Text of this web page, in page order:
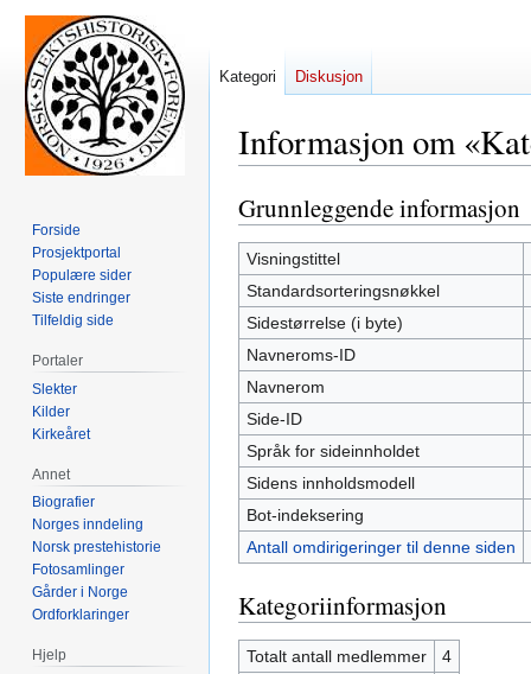
Informasjon om
Hopp
til
navigering
Hopp
til
søk
Grunnleggende informasjon
Visningstittel
Standardsorteringsnøkkel
Sidestørrelse (i byte)
Navneroms-ID
Navnerom
Side-ID
Språk for sideinnholdet
Sidens innholdsmodell
Bot-indeksering
Antall omdirigeringer til denne siden
Kategoriinformasjon
Totalt antall medlemmer
4
Kategori Diskusjon
Forside
Prosjektportal
Populære sider
Siste endringer
Tilfeldig side
Portaler
Slekter
Kilder
Kirkeåret
Annet
Biografier
Norges inndeling
Norsk prestehistorie
Fotosamlinger
Gårder i Norge
Ordforklaringer
Hjelp